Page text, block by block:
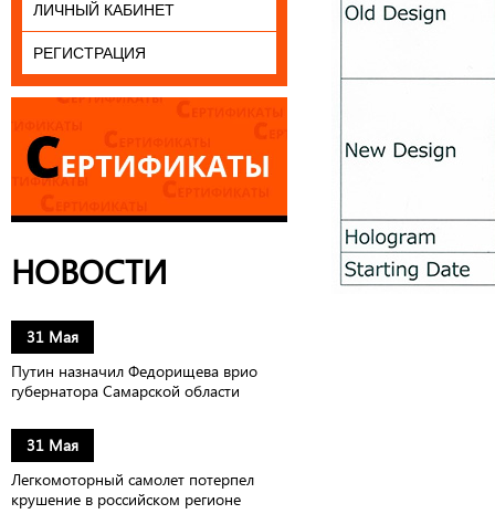
ЛИЧНЫЙ КАБИНЕТ
РЕГИСТРАЦИЯ
НОВОСТИ
31 Мая
Путин назначил Федорищева врио
губернатора Самарской области
31 Мая
Легкомоторный самолет потерпел
крушение в российском регионе